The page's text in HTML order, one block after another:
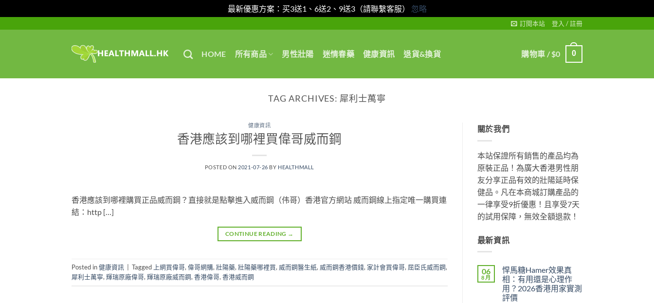
最新優惠方案：买3送1、6送2、9送3（請聯繫客服） 忽略
訂閱本站 登入 / 註冊
HOME 所有商品 男性壯陽 迷情春藥 健康資訊 退貨&換貨 購物車 /$0 0
TAG ARCHIVES: 犀利士萬寧
健康資訊
香港應該到哪裡買偉哥威而鋼
POSTED ON 2021-07-26 BY HEALTHMALL
香港應該到哪裡購買正品威而鋼？直接就是點擊進入威而鋼（伟哥）香港官方網站 威而鋼線上指定唯一購買連
結：http […]
CONTINUE READING →
Posted in健康資訊 Tagged 上網買偉哥, 偉哥網購, 壯陽藥, 壯陽藥哪裡買, 威而鋼醫生紙, 威而鋼香港價錢, 家計會買偉哥, 屈臣氏威而鋼,
犀利士萬寧, 輝瑞原廠偉哥, 輝瑞原廠威而鋼, 香港偉哥, 香港威而鋼
關於我們
本站保證所有銷售的產品均為
原裝正品！為廣大香港男性朋
友分享正品有效的壯陽延時保
健品。凡在本商城訂購產品的
一律享受9折優惠！且享受7天
的試用保障，無效全額退款！
最新資訊
06
8 月
悍馬糖Hamer效果真
相：有用還是心理作
用？2026香港用家實測
評價